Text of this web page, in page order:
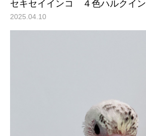
セキセイインコ ４色ハルクイン
2025.04.10